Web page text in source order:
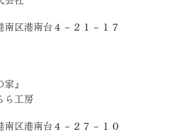
区港南台４－２１－１７
』
工房
区港南台４－２７－１０